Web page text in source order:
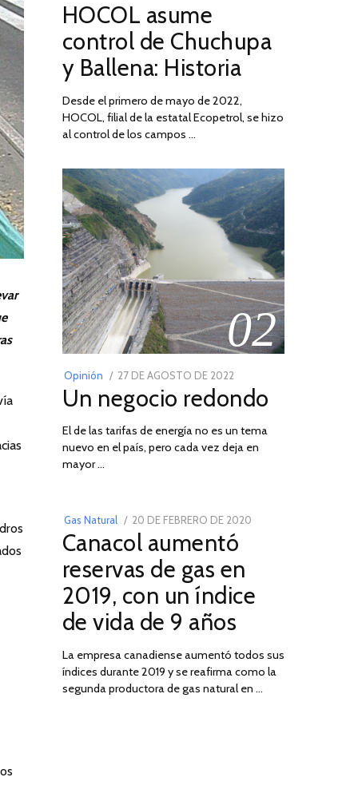
ON
DE
2026
HOCOL asume
control de Chuchupa
y Ballena: Historia
Desde el primero de mayo de 2022,
HOCOL, filial de la estatal Ecopetrol, se hizo
al control de los campos …
02
Opinión
POSTED
ON
27 DE AGOSTO DE 2022
DE
DE
2022
Un negocio redondo
El de las tarifas de energía no es un tema
nuevo en el país, pero cada vez deja en
mayor …
Gas Natural
POSTED
ON
20 DE FEBRERO DE 2020
2025
Canacol aumentó
reservas de gas en
2019, con un índice
de vida de 9 años
La empresa canadiense aumentó todos sus
índices durante 2019 y se reafirma como la
segunda productora de gas natural en …